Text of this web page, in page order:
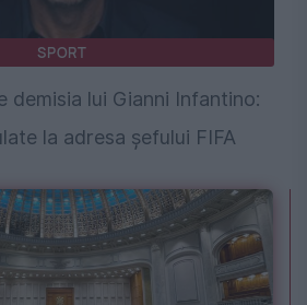
SPORT
demisia lui Gianni Infantino:
la adresa șefului FIFA